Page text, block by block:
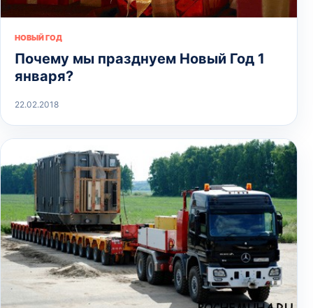
НОВЫЙ ГОД
Почему мы празднуем Новый Год 1
января?
22.02.2018